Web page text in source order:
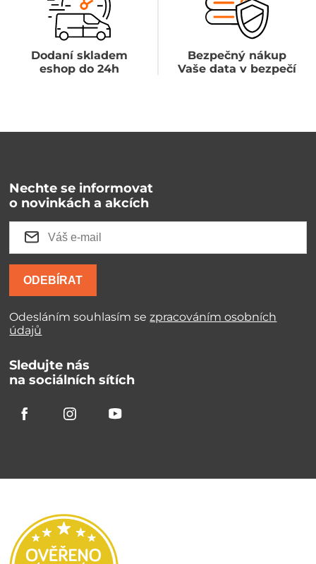
Dodaní skladem
eshop do 24h
Bezpečný nákup
Vaše data v bezpečí
Nechte se informovat
o novinkách a akcích
ODEBÍRAT
Odesláním souhlasím sezpracováním osobních
údajů
Sledujte nás
na sociálních sítích